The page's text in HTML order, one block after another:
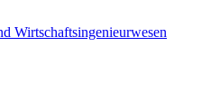
Wirtschaftsingenieurwesen